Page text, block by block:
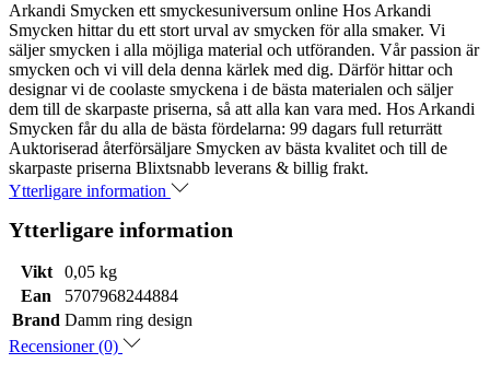
Arkandi Smycken ett smyckesuniversum online Hos Arkandi
Smycken hittar du ett stort urval av smycken för alla smaker. Vi
säljer smycken i alla möjliga material och utföranden. Vår passion är
smycken och vi vill dela denna kärlek med dig. Därför hittar och
designar vi de coolaste smyckena i de bästa materialen och säljer
dem till de skarpaste priserna, så att alla kan vara med. Hos Arkandi
Smycken får du alla de bästa fördelarna: 99 dagars full returrätt
Auktoriserad återförsäljare Smycken av bästa kvalitet och till de
skarpaste priserna Blixtsnabb leverans & billig frakt.
Ytterligare information
Ytterligare information
Vikt
0,05 kg
Ean
5707968244884
Brand Damm ring design
Recensioner (0)